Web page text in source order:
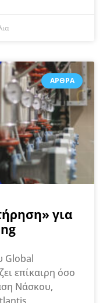
ΆΡΘΡΑ
για
Global
επίκαιρη όσο
Νάσκου,